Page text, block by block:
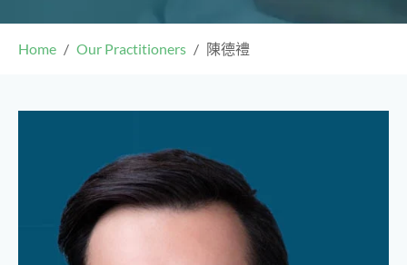
Home Our Practitioners 陳德禮